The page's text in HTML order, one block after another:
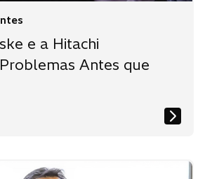
e a Hitachi
Antes que